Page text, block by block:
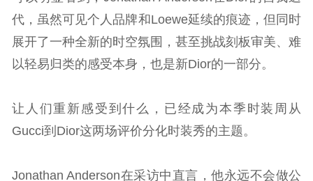
代，虽然可见个人品牌和Loewe延续的痕迹，但同时
展开了一种全新的时空氛围，甚至挑战刻板审美、难
以轻易归类的感受本身，也是新Dior的一部分。
让人们重新感受到什么，已经成为本季时装周从
Gucci到Dior这两场评价分化时装秀的主题。
Jonathan Anderson在采访中直言，他永远不会做公